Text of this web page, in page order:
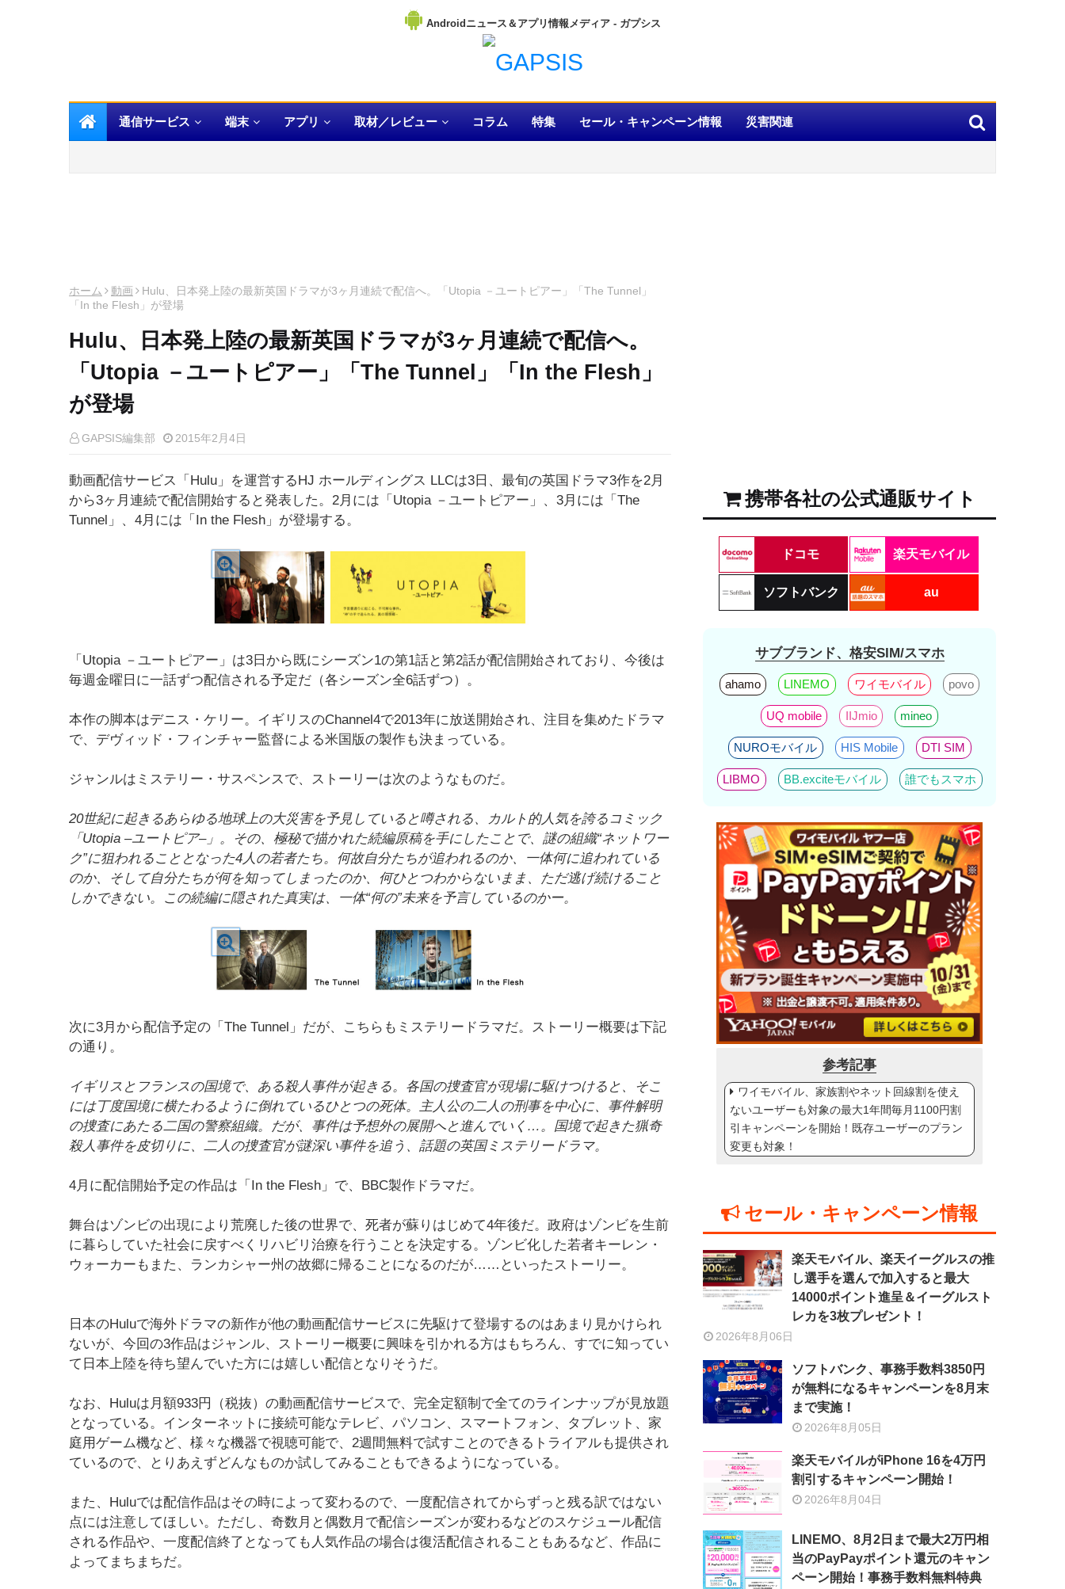
Androidニュース＆アプリ情報メディア
通信サービス 端末 アプリ 取材／レビュー コラム 特集 セール・キャンペーン情報 災害関連
ホーム 動画
Hulu、日本発上陸の最新英国ドラマが3ヶ月連続で配信へ。「Utopia －ユートピアー」「The Tunnel」
「In the Flesh」が登場
Hulu、日本発上陸の最新英国ドラマが3ヶ月連続で配信へ。
「Utopia －ユートピアー」「The Tunnel」「In the Flesh」
が登場
GAPSIS編集部 2015年2月4日
動画配信サービス「Hulu」を運営するHJ ホールディングス LLCは3日、最旬の英国ドラマ3作を2月
から3ヶ月連続で配信開始すると発表した。2月には「Utopia －ユートピアー」、3月には「The
Tunnel」、4月には「In the Flesh」が登場する。
「Utopia －ユートピアー」は3日から既にシーズン1の第1話と第2話が配信開始されており、今後は
毎週金曜日に一話ずつ配信される予定だ（各シーズン全6話ずつ）。
本作の脚本はデニス・ケリー。イギリスのChannel4で2013年に放送開始され、注目を集めたドラマ
で、デヴィッド・フィンチャー監督による米国版の製作も決まっている。
ジャンルはミステリー・サスペンスで、ストーリーは次のようなものだ。
20世紀に起きるあらゆる地球上の大災害を予見していると噂される、カルト的人気を誇るコミック
「Utopia –ユートピア–」。その、極秘で描かれた続編原稿を手にしたことで、謎の組織“ネットワー
ク”に狙われることとなった4人の若者たち。何故自分たちが追われるのか、一体何に追われている
のか、そして自分たちが何を知ってしまったのか、何ひとつわからないまま、ただ逃げ続けること
しかできない。この続編に隠された真実は、一体“何の”未来を予言しているのかー。
次に3月から配信予定の「The Tunnel」だが、こちらもミステリードラマだ。ストーリー概要は下記
の通り。
イギリスとフランスの国境で、ある殺人事件が起きる。各国の捜査官が現場に駆けつけると、そこ
には丁度国境に横たわるように倒れているひとつの死体。主人公の二人の刑事を中心に、事件解明
の捜査にあたる二国の警察組織。だが、事件は予想外の展開へと進んでいく…。国境で起きた猟奇
殺人事件を皮切りに、二人の捜査官が謎深い事件を追う、話題の英国ミステリードラマ。
4月に配信開始予定の作品は「In the Flesh」で、BBC製作ドラマだ。
舞台はゾンビの出現により荒廃した後の世界で、死者が蘇りはじめて4年後だ。政府はゾンビを生前
に暮らしていた社会に戻すべくリハビリ治療を行うことを決定する。ゾンビ化した若者キーレン・
ウォーカーもまた、ランカシャー州の故郷に帰ることになるのだが……といったストーリー。
日本のHuluで海外ドラマの新作が他の動画配信サービスに先駆けて登場するのはあまり見かけられ
ないが、今回の3作品はジャンル、ストーリー概要に興味を引かれる方はもちろん、すでに知ってい
て日本上陸を待ち望んでいた方には嬉しい配信となりそうだ。
なお、Huluは月額933円（税抜）の動画配信サービスで、完全定額制で全てのラインナップが見放題
となっている。インターネットに接続可能なテレビ、パソコン、スマートフォン、タブレット、家
庭用ゲーム機など、様々な機器で視聴可能で、2週間無料で試すことのできるトライアルも提供され
ているので、とりあえずどんなものか試してみることもできるようになっている。
また、Huluでは配信作品はその時によって変わるので、一度配信されてからずっと残る訳ではない
点には注意してほしい。ただし、奇数月と偶数月で配信シーズンが変わるなどのスケジュール配信
される作品や、一度配信終了となっても人気作品の場合は復活配信されることもあるなど、作品に
よってまちまちだ。
携帯各社の公式通販サイト
ドコモ 楽天モバイル
ソフトバンク au
サブブランド、格安SIM/スマホ
ahamo LINEMO ワイモバイル povo
UQ mobile IIJmio mineo
NUROモバイル HIS Mobile DTI SIM
LIBMO BB.exciteモバイル 誰でもスマホ
参考記事
ワイモバイル、家族割やネット回線割を使え
ないユーザーも対象の最大1年間毎月1100円割
引キャンペーンを開始！既存ユーザーのプラン
変更も対象！
セール・キャンペーン情報
楽天モバイル、楽天イーグルスの推
し選手を選んで加入すると最大
14000ポイント進呈＆イーグルスト
レカを3枚プレゼント！
2026年8月06日
ソフトバンク、事務手数料3850円
が無料になるキャンペーンを8月末
まで実施！
2026年8月05日
楽天モバイルがiPhone 16を4万円
割引するキャンペーン開始！
2026年8月04日
LINEMO、8月2日まで最大2万円相
当のPayPayポイント還元のキャン
ペーン開始！事務手数料無料特典